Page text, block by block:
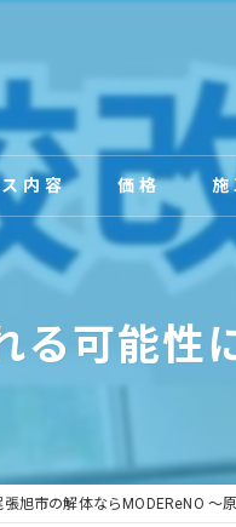
内容 価格 施
る可能性
張旭市の解体ならMODEReNO ～